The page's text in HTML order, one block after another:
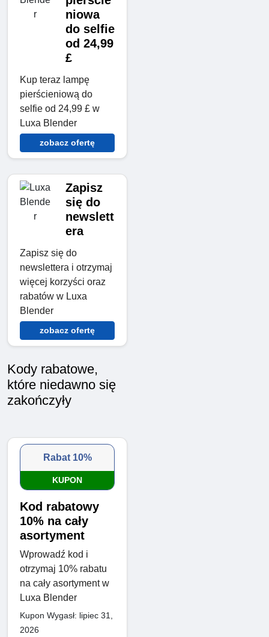
niowa
do selfie
od 24,99
£
Kup teraz lampę
pierścieniową do
selfie od 24,99 £ w
Luxa Blender
zobacz ofertę
Zapisz
się do
newslett
era
Zapisz się do
newslettera i otrzymaj
więcej korzyści oraz
rabatów w Luxa
Blender
zobacz ofertę
Kody rabatowe,
które niedawno się
zakończyły
Rabat 10%
KUPON
Kod rabatowy
10% na cały
asortyment
Wprowadź kod i
otrzymaj 10% rabatu
na cały asortyment w
Luxa Blender
Kupon Wygasł: lipiec 31,
2026